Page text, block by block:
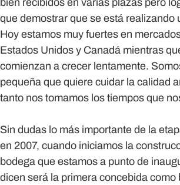
bien recibidos en varias plazas pero
que demostrar que se está realizando
Hoy estamos muy fuertes en
Estados Unidos y Canadá mientras
comienzan a crecer lentamente.
pequeña que quiere cuidar la calidad
tanto nos tomamos los tiempos que
Sin dudas lo más importante de la
en 2007, cuando iniciamos la
bodega que estamos a punto de
dicen será la primera concebida como